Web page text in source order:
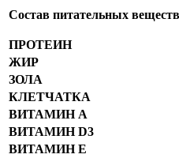
Состав питательных
ПРОТЕИН
ЖИР
ЗОЛА
КЛЕТЧАТКА
ВИТАМИН А
ВИТАМИН D3
ВИТАМИН Е